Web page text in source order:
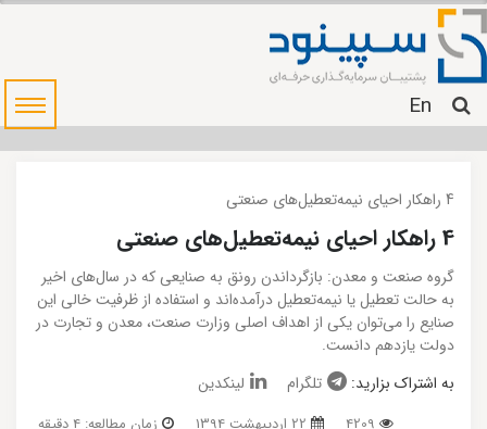
En
4 راهکار‌ احیای نیمه‌تعطیل‌های صنعتی
4 راهکار‌ احیای نیمه‌تعطیل‌های صنعتی
گروه صنعت و معدن: بازگرداندن رونق به صنایعی که در سال‌های اخیر
به حالت تعطیل یا نیمه‌تعطیل درآمده‌اند و استفاده از ظرفیت خالی این
صنایع را می‌توان یکی از اهداف اصلی وزارت صنعت، معدن و تجارت در
دولت یازدهم دانست.
به اشتراک بزارید:
تلگرام لینکدین
زمان مطالعه: 4 دقیقه